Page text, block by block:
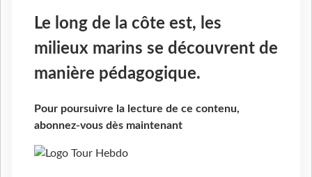
Le long de la côte est, les
milieux marins se découvrent de
manière pédagogique.
Pour poursuivre la lecture de ce contenu,
abonnez-vous dès maintenant